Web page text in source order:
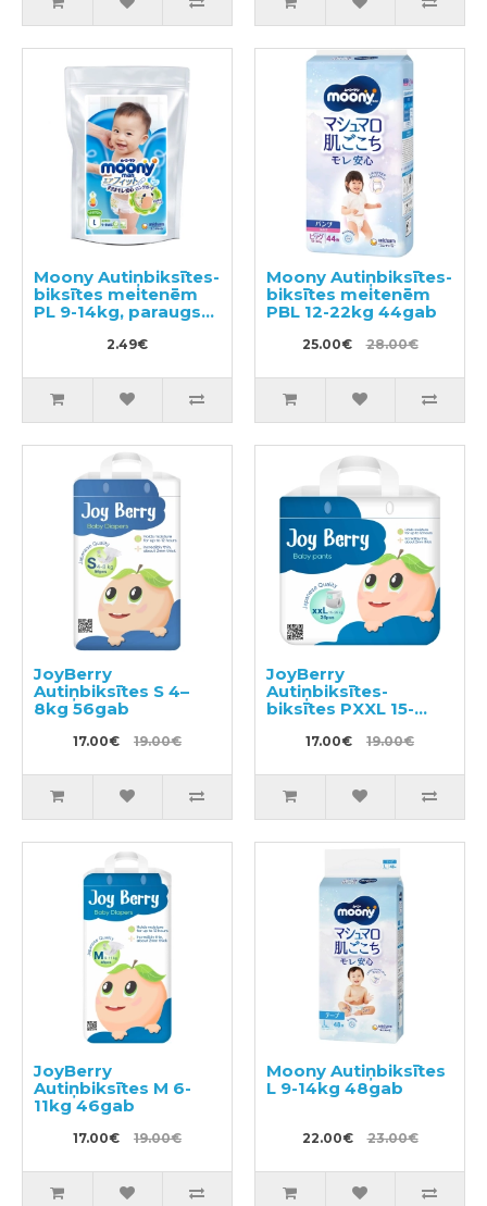
Moony Autiņbiksītes-
biksītes meitenēm
PL 9-14kg, paraugs
2.49€
Moony Autiņbiksītes-
biksītes meitenēm
PBL 12-22kg 44gab
25.00€ 28.00€
JoyBerry
Autiņbiksītes S 4–
8kg 56gab
17.00€ 19.00€
JoyBerry
Autiņbiksītes-
biksītes PXXL 15-
17.00€ 19.00€
JoyBerry
Autiņbiksītes M 6-
11kg 46gab
17.00€ 19.00€
Moony Autiņbiksītes
L 9-14kg 48gab
22.00€ 23.00€